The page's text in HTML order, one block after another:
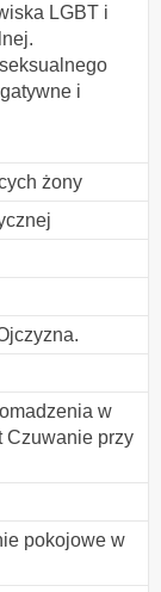
LGBT i
i
żony
w
Czuwanie przy
pokojowe w